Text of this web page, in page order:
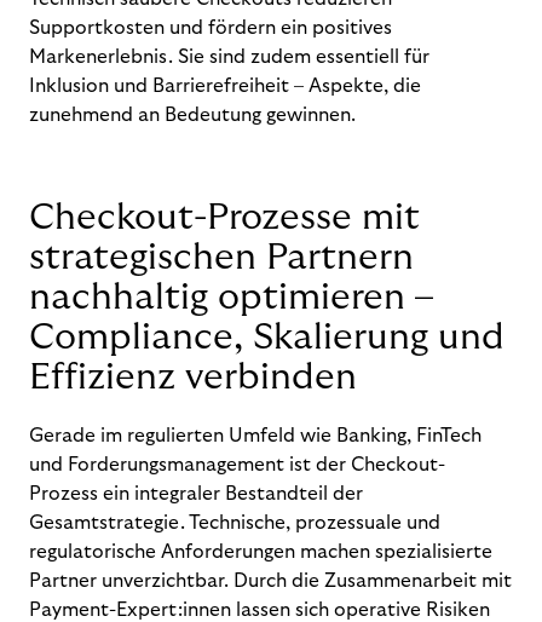
Supportkosten und fördern ein positives
Markenerlebnis. Sie sind zudem essentiell für
Inklusion und Barrierefreiheit – Aspekte, die
zunehmend an Bedeutung gewinnen.
Checkout-Prozesse mit
strategischen Partnern
nachhaltig optimieren –
Compliance, Skalierung und
Effizienz verbinden
Gerade im regulierten Umfeld wie Banking, FinTech
und Forderungsmanagement ist der Checkout-
Prozess ein integraler Bestandteil der
Gesamtstrategie. Technische, prozessuale und
regulatorische Anforderungen machen spezialisierte
Partner unverzichtbar. Durch die Zusammenarbeit mit
Payment-Expert:innen lassen sich operative Risiken